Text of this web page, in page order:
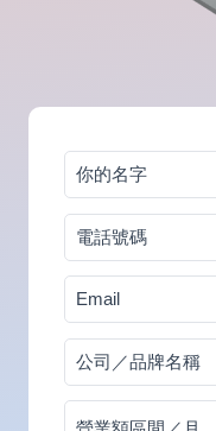
你
的
名
字
電
話
號
碼
Email
公
司
／
營